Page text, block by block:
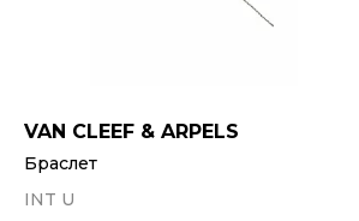
VAN CLEEF & ARPELS
Браслет
INT U